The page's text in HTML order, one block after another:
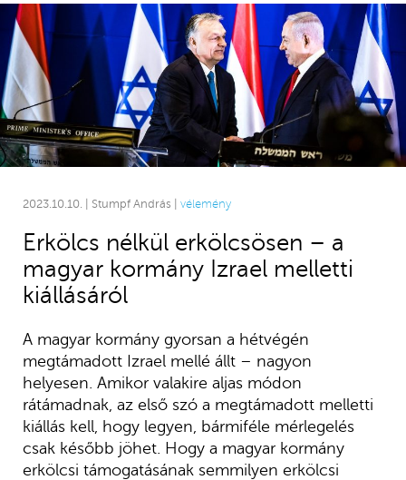
2023.10.10. | Stumpf András | vélemény
Erkölcs nélkül erkölcsösen – a
magyar kormány Izrael melletti
kiállásáról
A magyar kormány gyorsan a hétvégén
megtámadott Izrael mellé állt – nagyon
helyesen. Amikor valakire aljas módon
rátámadnak, az első szó a megtámadott melletti
kiállás kell, hogy legyen, bármiféle mérlegelés
csak később jöhet. Hogy a magyar kormány
erkölcsi támogatásának semmilyen erkölcsi